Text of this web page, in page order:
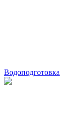
Водоподготовка